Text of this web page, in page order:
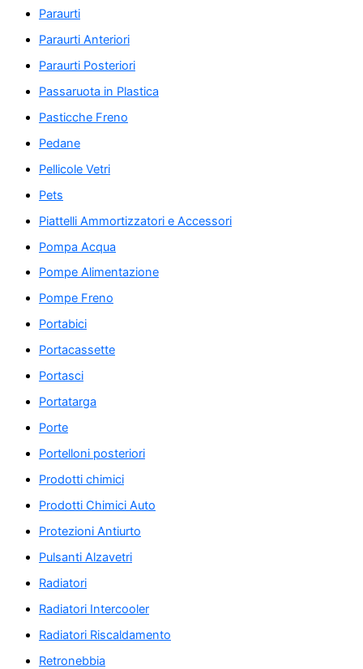
Paraurti
Paraurti Anteriori
Paraurti Posteriori
Passaruota in Plastica
Pasticche Freno
Pedane
Pellicole Vetri
Pets
Piattelli Ammortizzatori e Accessori
Pompa Acqua
Pompe Alimentazione
Pompe Freno
Portabici
Portacassette
Portasci
Portatarga
Porte
Portelloni posteriori
Prodotti chimici
Prodotti Chimici Auto
Protezioni Antiurto
Pulsanti Alzavetri
Radiatori
Radiatori Intercooler
Radiatori Riscaldamento
Retronebbia